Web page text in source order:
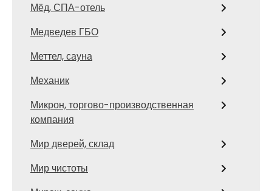
Мёд, СПА-отель
Медведев ГБО
Меттел, сауна
Механик
Микрон, торгово-производственная
компания
Мир дверей, склад
Мир чистоты